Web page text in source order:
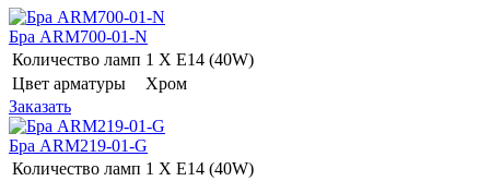
Бра ARM700-01-N
Количество ламп 1 Х E14 (40W)
Цвет арматуры
Хром
Заказать
Бра ARM219-01-G
Количество ламп 1 Х E14 (40W)